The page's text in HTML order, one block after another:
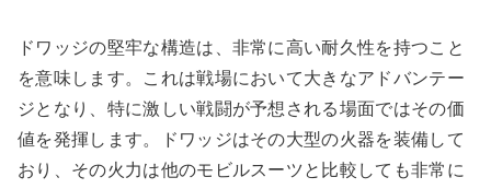
ドワッジの堅牢な構造は、非常に高い耐久性を持つこと
を意味します。これは戦場において大きなアドバンテー
ジとなり、特に激しい戦闘が予想される場面ではその価
値を発揮します。ドワッジはその大型の火器を装備して
おり、その火力は他のモビルスーツと比較しても非常に